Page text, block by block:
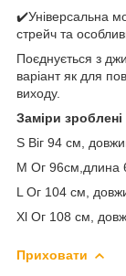
✔️Універсальна
стрейч та
Поєднується з
варіант як для
виходу.
Заміри
S Віг 94 см,
М Ог 96см,длина
L Ог 104 см,
Xl Ог 108 см,
Приховати